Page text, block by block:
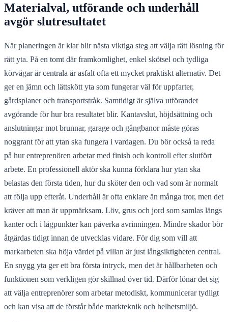
Materialval, utförande och underhåll
avgör slutresultatet
När planeringen är klar blir nästa viktiga steg att välja rätt lösning för
rätt yta. På en tomt där framkomlighet, enkel skötsel och tydliga
körvägar är centrala är asfalt ofta ett mycket praktiskt alternativ. Det
ger en jämn och lättskött yta som fungerar väl för uppfarter,
gårdsplaner och transportstråk. Samtidigt är själva utförandet
avgörande för hur bra resultatet blir. Kantavslut, höjdsättning och
anslutningar mot brunnar, garage och gångbanor måste göras
noggrant för att ytan ska fungera i vardagen. Du bör också ta reda
på hur entreprenören arbetar med finish och kontroll efter slutfört
arbete. En professionell aktör ska kunna förklara hur ytan ska
belastas den första tiden, hur du sköter den och vad som är normalt
att följa upp efteråt. Underhåll är ofta enklare än många tror, men det
kräver att man är uppmärksam. Löv, grus och jord som samlas längs
kanter och i lågpunkter kan påverka avrinningen. Mindre skador bör
åtgärdas tidigt innan de utvecklas vidare. För dig som vill att
markarbeten ska höja värdet på villan är just långsiktigheten central.
En snygg yta ger ett bra första intryck, men det är hållbarheten och
funktionen som verkligen gör skillnad över tid. Därför lönar det sig
att välja entreprenörer som arbetar metodiskt, kommunicerar tydligt
och kan visa att de förstår både markteknik och helhetsmiljö.